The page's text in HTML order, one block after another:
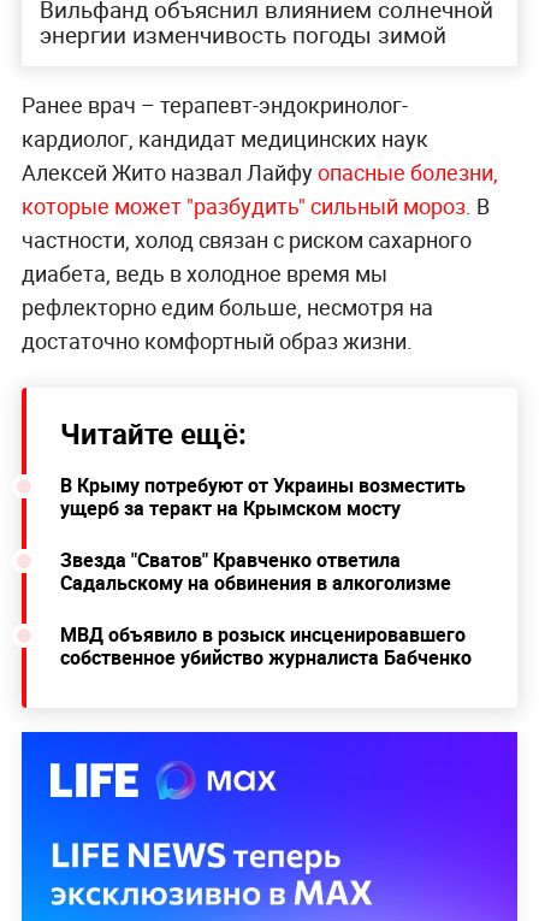
Вильфанд объяснил влиянием солнечной
энергии изменчивость погоды зимой
Ранее врач – терапевт-эндокринолог-
кардиолог, кандидат медицинских наук
Алексей Жито назвал Лайфуопасные болезни,
которые может "разбудить" сильный мороз. В
частности, холод связан с риском сахарного
диабета, ведь в холодное время мы
рефлекторно едим больше, несмотря на
достаточно комфортный образ жизни.
Читайте ещё:
В Крыму потребуют от Украины возместить
ущерб за теракт на Крымском мосту
Звезда "Сватов" Кравченко ответила
Садальскому на обвинения в алкоголизме
МВД объявило в розыск инсценировавшего
собственное убийство журналиста Бабченко